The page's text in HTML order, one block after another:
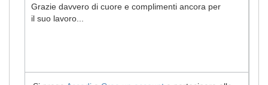
Grazie davvero di cuore e complimenti ancora per
il suo lavoro...